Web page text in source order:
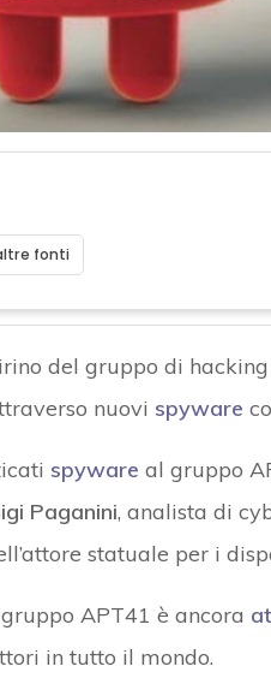
fonti
del gruppo di
nuovi spyware
spyware al gruppo
Paganini, analista di
statuale per i
APT41 è ancora
in tutto il mondo.